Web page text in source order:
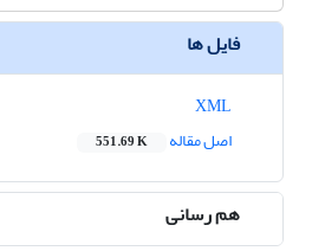
فایل ها
اصل مقاله
551.69 K
هم رسانی